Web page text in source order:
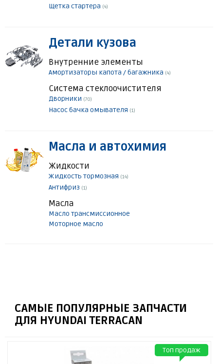
Щетка стартера (4)
Детали кузова
Внутренние элементы
Амортизаторы капота / багажника (4)
Система стеклоочистителя
Дворники (70)
Насос бачка омывателя (1)
Масла и автохимия
Жидкости
Жидкость тормозная (14)
Антифриз (1)
Масла
Масло трансмиссионное
Моторное масло
САМЫЕ ПОПУЛЯРНЫЕ ЗАПЧАСТИ
ДЛЯ HYUNDAI TERRACAN
Топ продаж